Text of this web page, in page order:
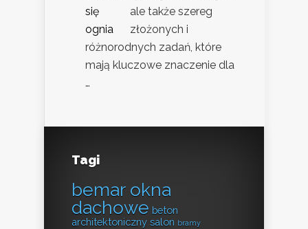
ale także szereg
złożonych i
różnorodnych zadań, które
mają kluczowe znaczenie dla
…
Tagi
bemar okna
dachowe beton
architektoniczny salon bramy